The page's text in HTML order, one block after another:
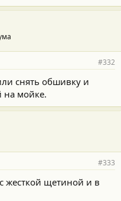
#332
снять обшивку и
на мойке.
#333
жесткой щетиной и в